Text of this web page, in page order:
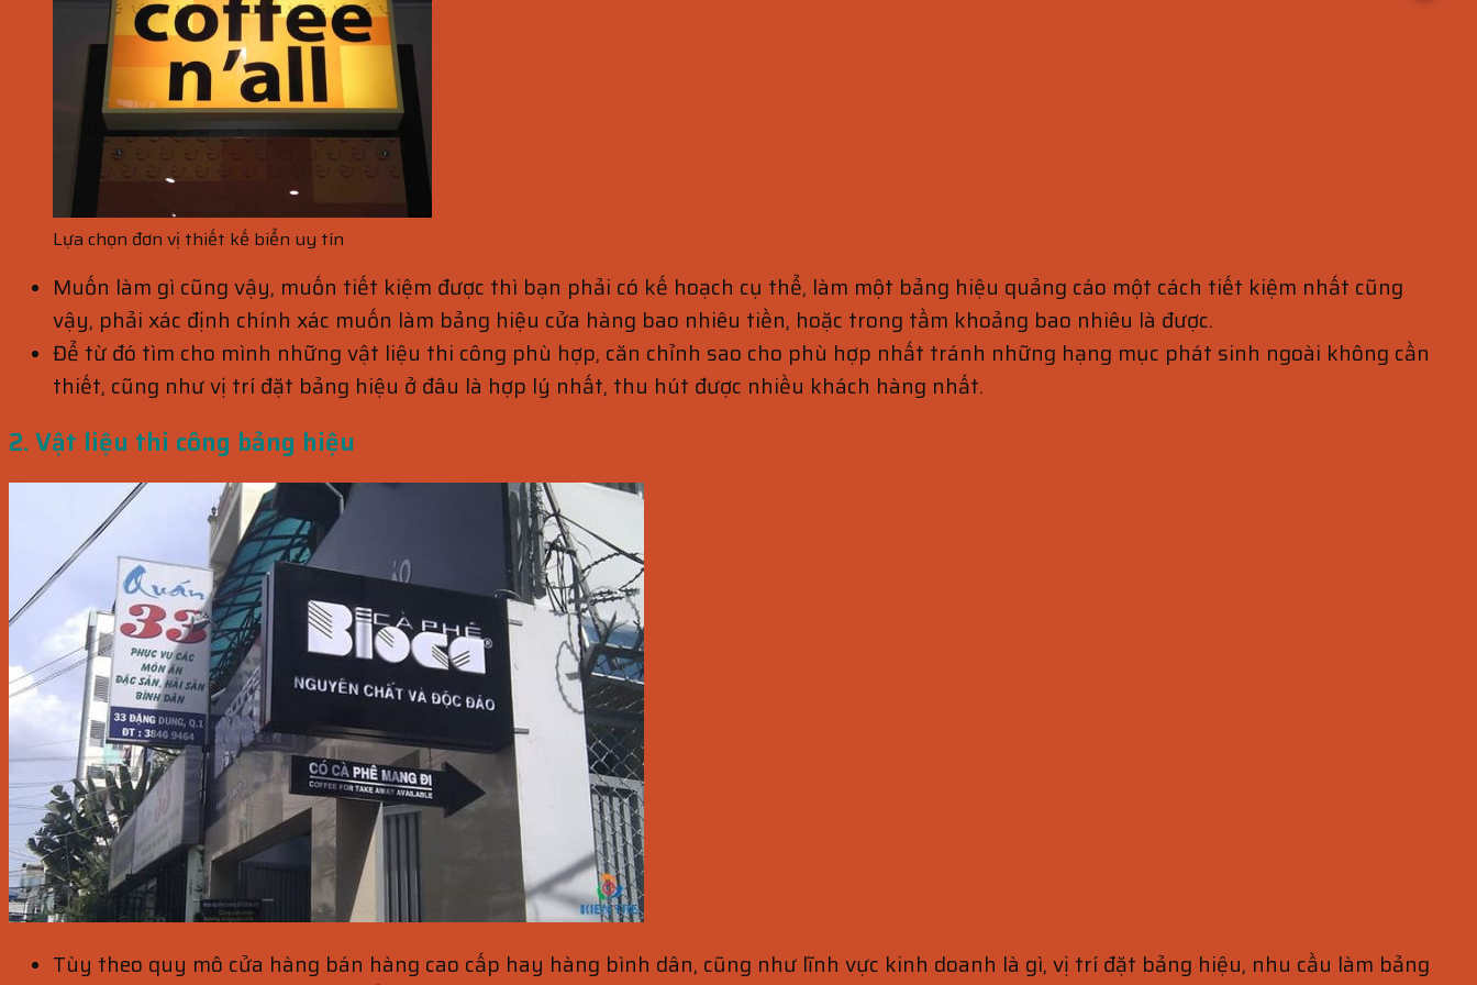
Lựa chọn đơn vị thiết kế biển uy tín
Muốn làm gì cũng vậy, muốn tiết kiệm được thì bạn phải có kế hoạch cụ thể, làm một bảng hiệu quảng cáo một cách tiết kiệm nhất cũng
vậy, phải xác định chính xác muốn làm bảng hiệu cửa hàng bao nhiêu tiền, hoặc trong tầm khoảng bao nhiêu là được.
Để từ đó tìm cho mình những vật liệu thi công phù hợp, căn chỉnh sao cho phù hợp nhất tránh những hạng mục phát sinh ngoài không cần
thiết, cũng như vị trí đặt bảng hiệu ở đâu là hợp lý nhất, thu hút được nhiều khách hàng nhất.
2. Vật liệu thi công bảng hiệu
Tùy theo quy mô cửa hàng bán hàng cao cấp hay hàng bình dân, cũng như lĩnh vực kinh doanh là gì, vị trí đặt bảng hiệu, nhu cầu làm bảng